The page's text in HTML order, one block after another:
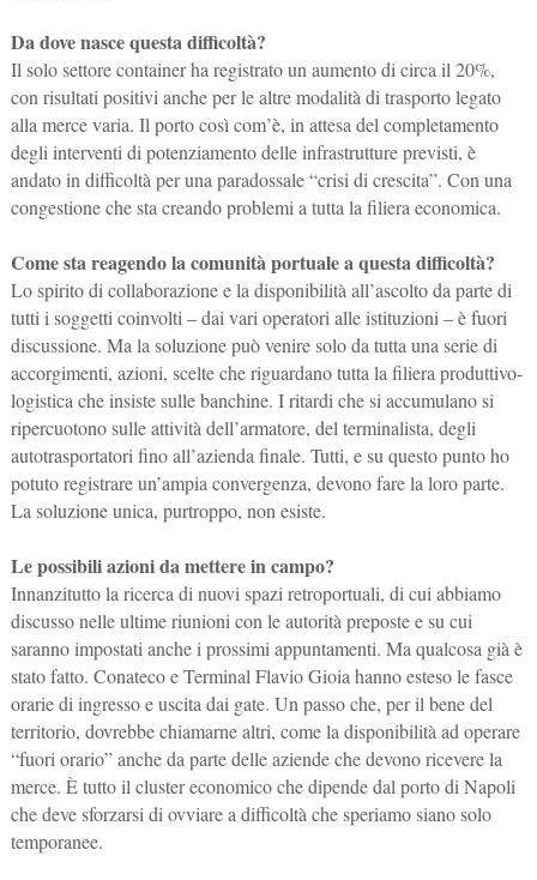
Da dove nasce questa difficoltà?
Il solo settore container ha registrato un aumento di circa il 20%,
con risultati positivi anche per le altre modalità di trasporto legato
alla merce varia. Il porto così com’è, in attesa del completamento
degli interventi di potenziamento delle infrastrutture previsti, è
andato in difficoltà per una paradossale “crisi di crescita”. Con una
congestione che sta creando problemi a tutta la filiera economica.
Come sta reagendo la comunità portuale a questa difficoltà?
Lo spirito di collaborazione e la disponibilità all’ascolto da parte di
tutti i soggetti coinvolti – dai vari operatori alle istituzioni – è fuori
discussione. Ma la soluzione può venire solo da tutta una serie di
accorgimenti, azioni, scelte che riguardano tutta la filiera produttivo-
logistica che insiste sulle banchine. I ritardi che si accumulano si
ripercuotono sulle attività dell’armatore, del terminalista, degli
autotrasportatori fino all’azienda finale. Tutti, e su questo punto ho
potuto registrare un’ampia convergenza, devono fare la loro parte.
La soluzione unica, purtroppo, non esiste.
Le possibili azioni da mettere in campo?
Innanzitutto la ricerca di nuovi spazi retroportuali, di cui abbiamo
discusso nelle ultime riunioni con le autorità preposte e su cui
saranno impostati anche i prossimi appuntamenti. Ma qualcosa già è
stato fatto. Conateco e Terminal Flavio Gioia hanno esteso le fasce
orarie di ingresso e uscita dai gate. Un passo che, per il bene del
territorio, dovrebbe chiamarne altri, come la disponibilità ad operare
“fuori orario” anche da parte delle aziende che devono ricevere la
merce. È tutto il cluster economico che dipende dal porto di Napoli
che deve sforzarsi di ovviare a difficoltà che speriamo siano solo
temporanee.